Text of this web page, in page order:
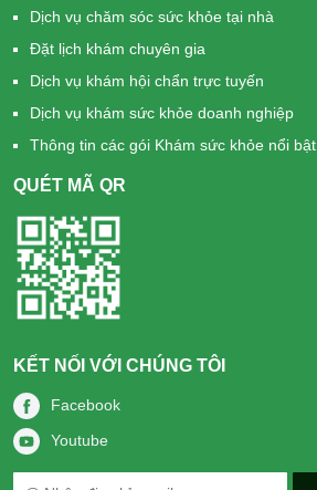
Dịch vụ chăm sóc sức khỏe tại nhà
Đặt lịch khám chuyên gia
Dịch vụ khám hội chẩn trực tuyến
Dịch vụ khám sức khỏe doanh nghiệp
Thông tin các gói Khám sức khỏe nổi bật
QUÉT MÃ QR
KẾT NỐI VỚI CHÚNG TÔI
Facebook
Youtube